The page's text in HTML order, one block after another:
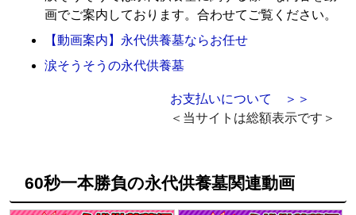
画でご案内しております。合わせてご覧ください。
【動画案内】永代供養墓ならお任せ
涙そうそうの永代供養墓
お支払いについて ＞＞
＜当サイトは総額表示です＞
60秒一本勝負の永代供養墓関連動画